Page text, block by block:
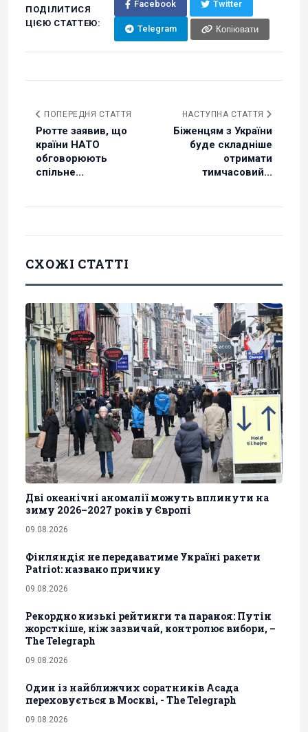
ПОДІЛИТИСЯ
ЦІЄЮ СТАТТЕЮ:
Facebook Twitter
Telegram Копіювати
ПОПЕРЕДНЯ СТАТТЯ
Рютте заявив, що
країни НАТО
обговорюють
спільне...
НАСТУПНА СТАТТЯ
Біженцям з України
буде складніше
отримати
тимчасовий...
СХОЖІ СТАТТІ
Дві океанічні аномалії можуть вплинути на
зиму 2026–2027 років у Європі
09.08.2026
Фінляндія не передаватиме Україні ракети
Patriot: названо причину
09.08.2026
Рекордно низькі рейтинги та параноя: Путін
жорсткіше, ніж зазвичай, контролює вибори, –
The Telegraph
09.08.2026
Один із найближчих соратників Асада
переховується в Москві, - The Telegraph
09.08.2026